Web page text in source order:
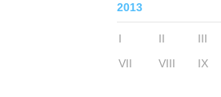
2013
I II III
VII
VIII IX